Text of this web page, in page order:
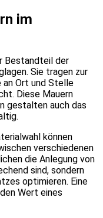
im
Bestandteil der
Sie tragen zur
an Ort und Stelle
Diese Mauern
gestalten auch das
können
verschiedenen
die Anlegung von
sind, sondern
optimieren. Eine
Wert eines